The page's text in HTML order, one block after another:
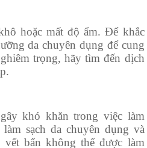
hoặc mất độ ẩm. Để khắc
da chuyên dụng để cung
trọng, hãy tìm đến dịch
khó khăn trong việc làm
sạch da chuyên dụng và
vết bẩn không thể được làm